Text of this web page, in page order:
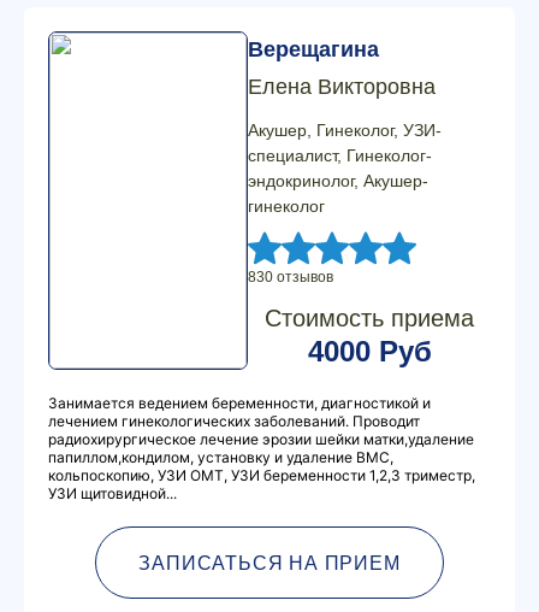
Верещагина
Елена Викторовна
Акушер, Гинеколог, УЗИ-
специалист, Гинеколог-
эндокринолог, Акушер-
гинеколог
830 отзывов
Стоимость приема
4000 Руб
Занимается ведением беременности, диагностикой и
лечением гинекологических заболеваний. Проводит
радиохирургическое лечение эрозии шейки матки,удаление
папиллом,кондилом, установку и удаление ВМС,
кольпоскопию, УЗИ ОМТ, УЗИ беременности 1,2,3 триместр,
УЗИ щитовидной...
ЗАПИСАТЬСЯ НА ПРИЕМ